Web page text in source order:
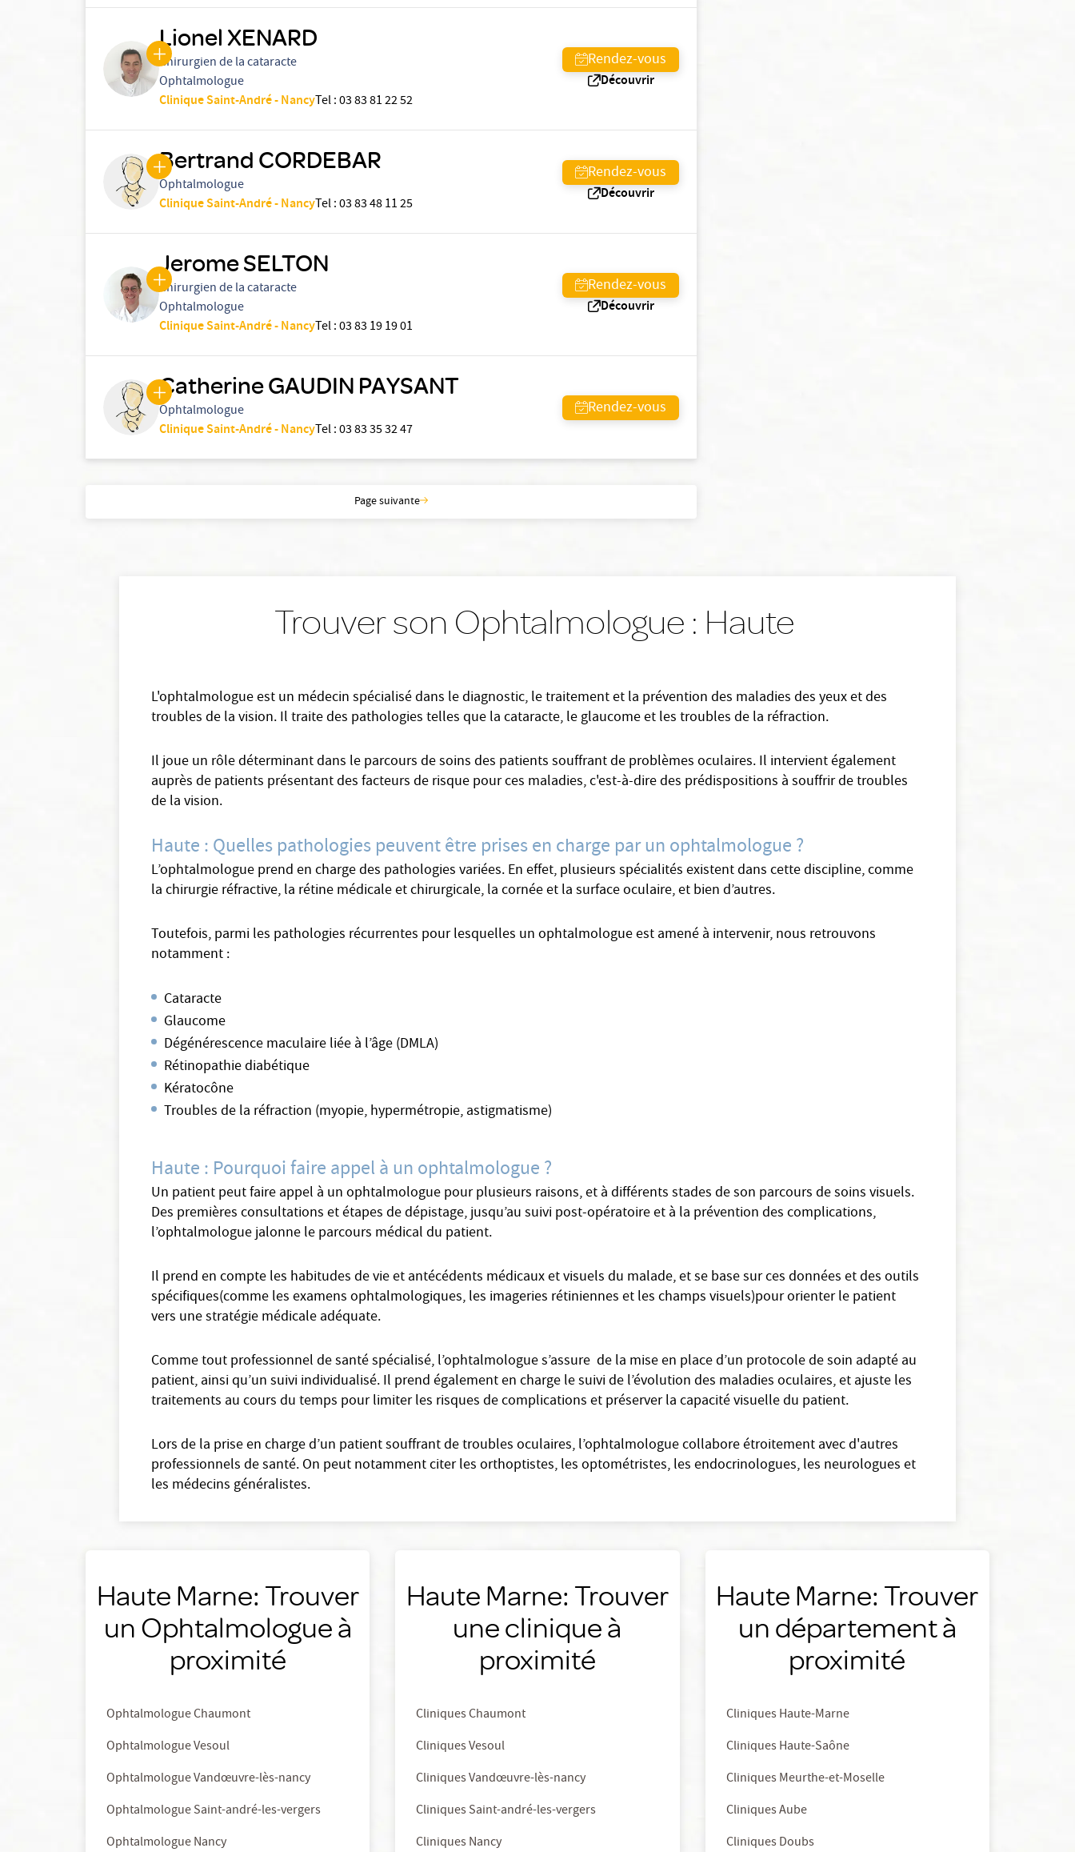
Lionel XENARD
Chirurgien de la cataracte
Ophtalmologue
Clinique Saint-André - NancyTel:03 83 81 22 52
Rendez-vous
Découvrir
Bertrand CORDEBAR
Ophtalmologue
Clinique Saint-André - NancyTel:03 83 48 11 25
Rendez-vous
Découvrir
Jerome SELTON
Chirurgien de la cataracte
Ophtalmologue
Clinique Saint-André - NancyTel:03 83 19 19 01
Rendez-vous
Découvrir
Catherine GAUDIN PAYSANT
Ophtalmologue
Clinique Saint-André - NancyTel:03 83 35 32 47
Rendez-vous
Page suivante
Trouver son Ophtalmologue : Haute
L'ophtalmologue est un médecin spécialisé dans le diagnostic, le traitement et la prévention des maladies des yeux et des
troubles de la vision. Il traite des pathologies telles que la cataracte, le glaucome et les troubles de la réfraction.
Il joue un rôle déterminant dans le parcours de soins des patients souffrant de problèmes oculaires. Il intervient également
auprès de patients présentant des facteurs de risque pour ces maladies, c'est-à-dire des prédispositions à souffrir de troubles
de la vision.
Haute : Quelles pathologies peuvent être prises en charge par un ophtalmologue ?
L’ophtalmologue prend en charge des pathologies variées. En effet, plusieurs spécialités existent dans cette discipline, comme
la chirurgie réfractive, la rétine médicale et chirurgicale, la cornée et la surface oculaire, et bien d’autres.
Toutefois, parmi les pathologies récurrentes pour lesquelles un ophtalmologue est amené à intervenir, nous retrouvons
notamment :
Cataracte
Glaucome
Dégénérescence maculaire liée à l’âge (DMLA)
Rétinopathie diabétique
Kératocône
Troubles de la réfraction (myopie, hypermétropie, astigmatisme)
Haute : Pourquoi faire appel à un ophtalmologue ?
Un patient peut faire appel à un ophtalmologue pour plusieurs raisons, et à différents stades de son parcours de soins visuels.
Des premières consultations et étapes de dépistage, jusqu’au suivi post-opératoire et à la prévention des complications,
l’ophtalmologue jalonne le parcours médical du patient.
Il prend en compte les habitudes de vie et antécédents médicaux et visuels du malade, et se base sur ces données et des outils
spécifiques(comme les examens ophtalmologiques, les imageries rétiniennes et les champs visuels)pour orienter le patient
vers une stratégie médicale adéquate.
Comme tout professionnel de santé spécialisé, l’ophtalmologue s’assure de la mise en place d’un protocole de soin adapté au
patient, ainsi qu’un suivi individualisé. Il prend également en charge le suivi de l’évolution des maladies oculaires, et ajuste les
traitements au cours du temps pour limiter les risques de complications et préserver la capacité visuelle du patient.
Lors de la prise en charge d’un patient souffrant de troubles oculaires, l’ophtalmologue collabore étroitement avec d'autres
professionnels de santé. On peut notamment citer les orthoptistes, les optométristes, les endocrinologues, les neurologues et
les médecins généralistes.
Haute Marne: Trouver
un Ophtalmologue à
proximité
Ophtalmologue Chaumont
Ophtalmologue Vesoul
Ophtalmologue Vandœuvre-lès-nancy
Ophtalmologue Saint-andré-les-vergers
Ophtalmologue Nancy
Haute Marne: Trouver
une clinique à
proximité
Cliniques Chaumont
Cliniques Vesoul
Cliniques Vandœuvre-lès-nancy
Cliniques Saint-andré-les-vergers
Cliniques Nancy
Haute Marne: Trouver
un département à
proximité
Cliniques Haute-Marne
Cliniques Haute-Saône
Cliniques Meurthe-et-Moselle
Cliniques Aube
Cliniques Doubs